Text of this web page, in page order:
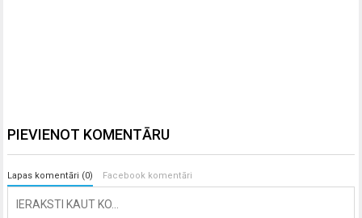
PIEVIENOT KOMENTĀRU
Lapas komentāri (0) Facebook komentāri